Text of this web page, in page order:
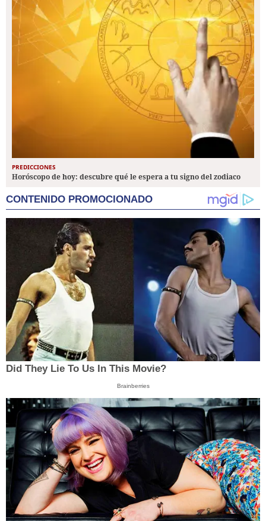
PREDICCIONES
Horóscopo de hoy: descubre qué le espera a tu signo del zodiaco
CONTENIDO PROMOCIONADO
Did They Lie To Us In This Movie?
Brainberries